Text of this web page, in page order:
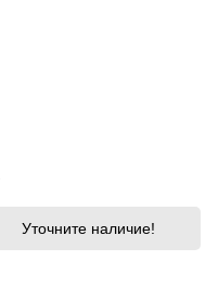
Уточните наличие!